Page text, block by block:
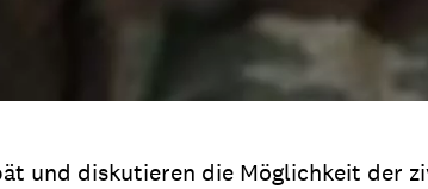
und diskutieren die Möglichkeit der